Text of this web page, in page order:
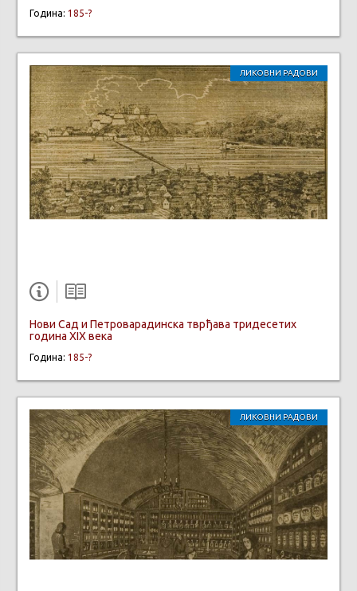
Година: 185-?
ЛИКОВНИ РАДОВИ
Нови Сад и Петроварадинска тврђава тридесетих
година XIX века
Година: 185-?
ЛИКОВНИ РАДОВИ